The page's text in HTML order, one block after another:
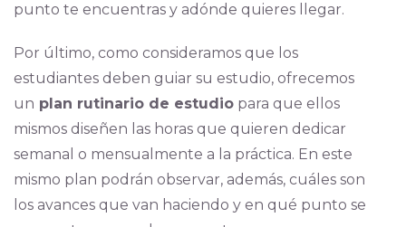
punto te encuentras y adónde quieres llegar.
Por último, como consideramos que los
estudiantes deben guiar su estudio, ofrecemos
un plan rutinario de estudiopara que ellos
mismos diseñen las horas que quieren dedicar
semanal o mensualmente a la práctica. En este
mismo plan podrán observar, además, cuáles son
los avances que van haciendo y en qué punto se